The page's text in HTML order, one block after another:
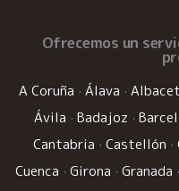
Ofrecemos un
A Coruña · Álava ·
Ávila · Badajoz ·
Cantabria · Castellón ·
Cuenca · Girona · Granada ·